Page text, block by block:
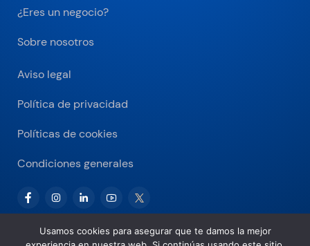
¿Eres un negocio?
Sobre nosotros
Aviso legal
Política de privacidad
Políticas de cookies
Condiciones generales
Usamos cookies para asegurar que te damos la mejor